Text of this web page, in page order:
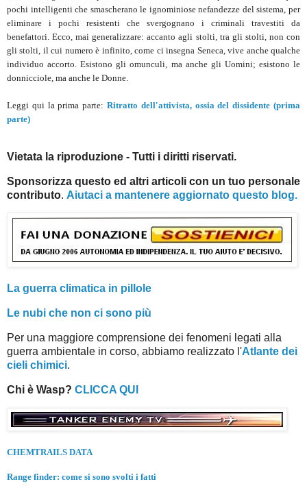
pochi intelligenti che smascherano le ignominiose nefandezze del sistema, per
eliminare i pochi resistenti che svergognano i criminali travestiti da
benefattori. Ecco, mai generalizzare: accanto agli stolti, tra gli stolti, non con
gli stolti, il cui numero è infinito, come ci insegna Seneca, vive anche qualche
individuo accorto. Esistono gli omunculi, ma anche gli Uomini; esistono le
donnicciole, ma anche le Donne.
Leggi qui la prima parte: Ritratto dell'attivista, ossia del dissidente (prima
parte)
Vietata la riproduzione - Tutti i diritti riservati.
Sponsorizza questo ed altri articoli con un tuo personale
contributo. Aiutaci a mantenere aggiornato questo blog.
La guerra climatica in pillole
Le nubi che non ci sono più
Per una maggiore comprensione dei fenomeni legati alla
guerra ambientale in corso, abbiamo realizzato l'Atlante dei
cieli chimici.
Chi è Wasp? CLICCA QUI
CHEMTRAILS DATA
Range finder: come si sono svolti i fatti